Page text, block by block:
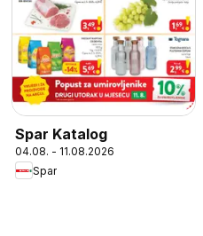
Spar Katalog
04.08. - 11.08.2026
Spar